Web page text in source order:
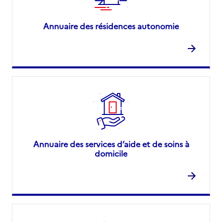
Annuaire des résidences autonomie
Annuaire des services d’aide et de soins à
domicile